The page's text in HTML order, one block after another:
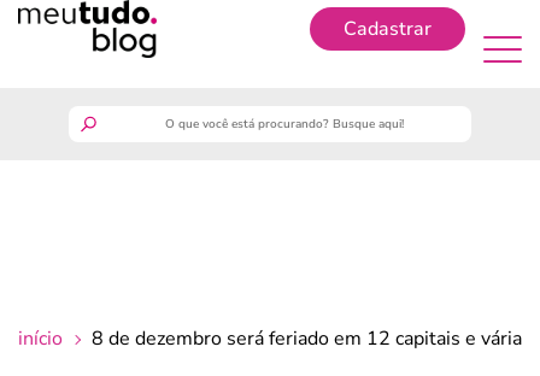
Cadastrar
início 8 de dezembro será feriado em 12 capitais e várias